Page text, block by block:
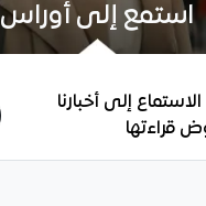
استمع إلى أوراس
إلى أخبارنا
قراءتها